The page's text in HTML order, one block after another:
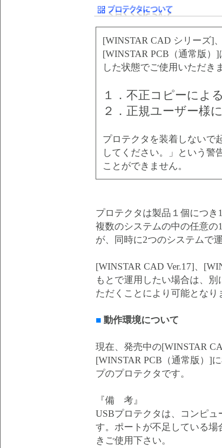
[WINSTAR CAD シリーズ]
[WINSTAR PCB（通常版）
した状態でご使用いただき
１．不正コピーによ
２．正規ユーザー様
プロテクタを装着しないで
してください。」という警
ことができません。
プロテクタは製品１個につ
複数のシステムの中の任意
が、同時に2つのシステムで
[WINSTAR CAD Ver.17]、
もとで運用したい場合は、
ただくことにより可能となり
■ 動作環境について
現在、発売中の[WINSTAR
[WINSTAR PCB（通常版）]
プのプロテクタです。
『備 考』
USBプロテクタは、コンピ
す。ポートが不足している
きご使用下さい。